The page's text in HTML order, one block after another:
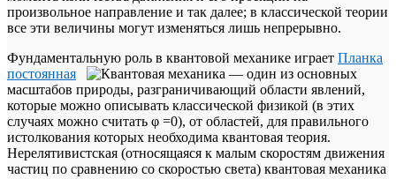
произвольное направление и так далее; в классической теории
все эти величины могут изменяться лишь непрерывно.
Фундаментальную роль в квантовой механике играет Планка
постоянная
— один из основных
масштабов природы, разграничивающий области явлений,
которые можно описывать классической физикой (в этих
случаях можно считать φ =0), от областей, для правильного
истолкования которых необходима квантовая теория.
Нерелятивистская (относящаяся к малым скоростям движения
частиц по сравнению со скоростью света) квантовая механика